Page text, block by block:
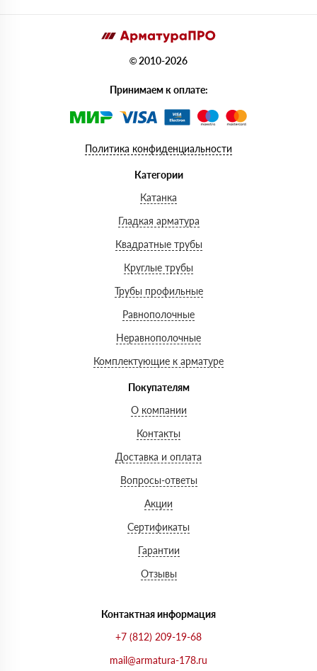
© 2010-2026
Принимаем к оплате:
Политика конфиденциальности
Категории
Катанка
Гладкая арматура
Квадратные трубы
Круглые трубы
Трубы профильные
Равнополочные
Неравнополочные
Комплектующие к арматуре
Покупателям
О компании
Контакты
Доставка и оплата
Вопросы-ответы
Акции
Сертификаты
Гарантии
Отзывы
Контактная информация
+7 (812) 209-19-68
mail@armatura-178.ru